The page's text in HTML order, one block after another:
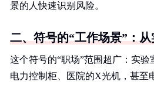
景的人快速识别风险。
二、符号的“工作场景”：
这个符号的“职场”范围超广：实
电力控制柜、医院的X光机，甚至